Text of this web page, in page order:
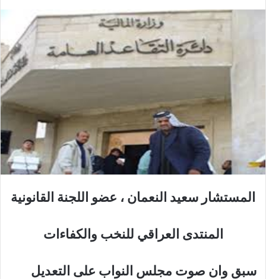
المستشار سعيد النعمان ، عضو اللجنة القانونية
المنتدى العراقي للنخب والكفاءات
سبق وان صوت مجلس النواب على التعديل